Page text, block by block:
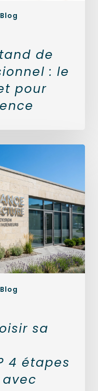
Blog
de
: le
pour
Blog
sa
4 étapes